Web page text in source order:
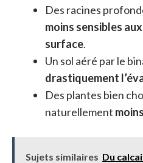
Des racines
moins sensibles
surface.
Un sol aéré par le
drastiquement
Des plantes bien
naturellement
Sujets similaires Du